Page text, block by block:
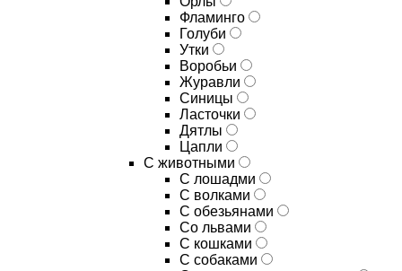
Фламинго
Голуби
Утки
Воробьи
Журавли
Синицы
Ласточки
Дятлы
Цапли
С животными
С лошадми
С волками
С обезьянами
Со львами
С кошками
С собаками